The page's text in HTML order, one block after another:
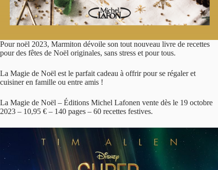
Pour noël 2023, Marmiton dévoile son tout nouveau livre de recettes
pour des fêtes de Noël originales, sans stress et pour tous.
La Magie de Noël est le parfait cadeau à offrir pour se régaler et
cuisiner en famille ou entre amis !
La Magie de Noël – Éditions Michel Lafonen vente dès le 19 octobre
2023 – 10,95 € – 140 pages – 60 recettes festives.